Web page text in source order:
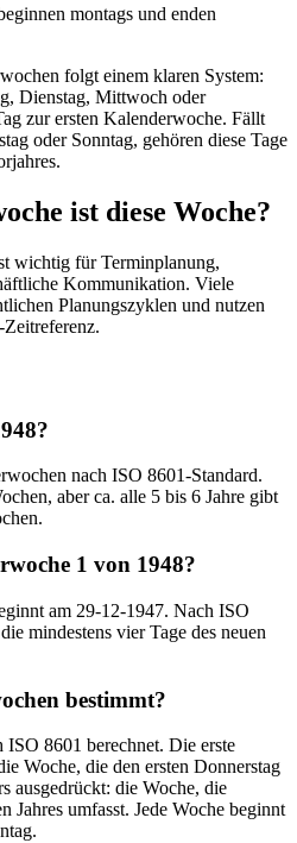
montags und enden
folgt einem klaren System:
Dienstag, Mittwoch oder
zur ersten Kalenderwoche. Fällt
oder Sonntag, gehören diese Tage
ist diese Woche?
wichtig für Terminplanung,
Kommunikation. Viele
Planungszyklen und nutzen
nach ISO 8601-Standard.
aber ca. alle 5 bis 6 Jahre gibt
1 von 1948?
am 29-12-1947. Nach ISO
mindestens vier Tage des neuen
bestimmt?
8601 berechnet. Die erste
Woche, die den ersten Donnerstag
ausgedrückt: die Woche, die
Jahres umfasst. Jede Woche beginnt